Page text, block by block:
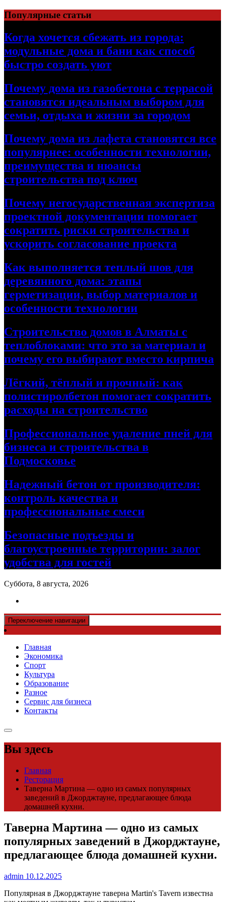
Перейти
к
содержимому
Популярные статьи
Когда хочется сбежать из города:
модульные дома и бани как способ
быстро создать уют
Почему дома из газобетона с террасой
становятся идеальным выбором для
семьи, отдыха и жизни за городом
Почему дома из лафета становятся все
популярнее: особенности технологии,
преимущества и нюансы
строительства под ключ
Почему негосударственная экспертиза
проектной документации помогает
сократить риски строительства и
ускорить согласование проекта
Как выполняется теплый шов для
деревянного дома: этапы
герметизации, выбор материалов и
особенности технологии
Строительство домов в Алматы с
теплоблоками: что это за материал и
почему его выбирают вместо кирпича
Лёгкий, тёплый и прочный: как
полистиролбетон помогает сократить
расходы на строительство
Профессиональное удаление пней для
бизнеса и строительства в
Подмосковье
Надежный бетон от производителя:
контроль качества и
профессиональные смеси
Безопасные подъезды и
благоустроенные территории: залог
удобства для гостей
Суббота, 8 августа, 2026
Переключение навигации
Главная
Экономика
Спорт
Культура
Образование
Разное
Сервис для бизнеса
Контакты
Вы здесь
Главная
Ресторация
Таверна Мартина — одно из самых популярных
заведений в Джорджтауне, предлагающее блюда
домашней кухни.
Таверна Мартина — одно из самых
популярных заведений в Джорджтауне,
предлагающее блюда домашней кухни.
admin 10.12.2025
Популярная в Джорджтауне таверна Martin's Tavern известна